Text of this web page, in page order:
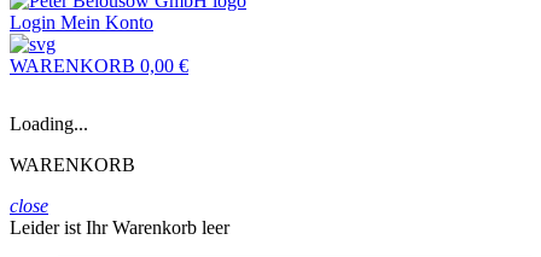
Login Mein Konto
WARENKORB 0,00 €
Loading...
WARENKORB
close
Leider ist Ihr Warenkorb leer